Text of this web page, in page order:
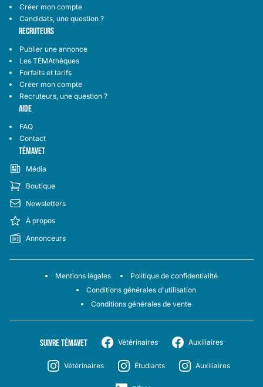
Créer mon compte
Candidats, une question ?
RECRUTEURS
Publier une annonce
Les TÉMAthèques
Forfaits et tarifs
Créer mon compte
Recruteurs, une question ?
AIDE
FAQ
Contact
TÉMAVET
Média
Boutique
Newsletters
À propos
Annonceurs
Mentions légales
Politique de confidentialité
Conditions générales d'utilisation
Conditions générales de vente
SUIVRE TÉMAVET Vétérinaires Auxiliaires
Vétérinaires Étudiants Auxiliaires